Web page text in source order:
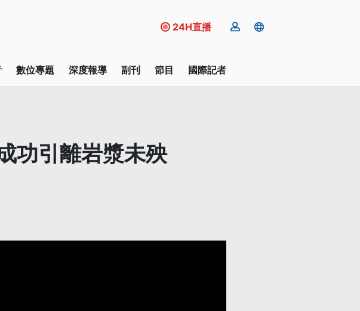
24H直播
數位專題 深度報導 副刊 節目 國際記者
功引離岩漿未殃